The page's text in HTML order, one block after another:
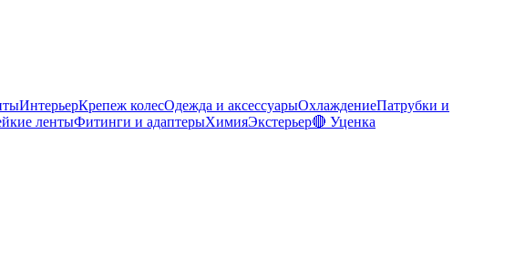
ИнтерьерКрепеж колесОдежда и аксессуарыОхлаждениеПатрубки и
лентыФитинги и адаптерыХимияЭкстерьер🔴 Уценка